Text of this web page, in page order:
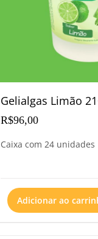
Gelialgas Limão
Caixa com 24 unidades
R$96,00
Adicionar ao